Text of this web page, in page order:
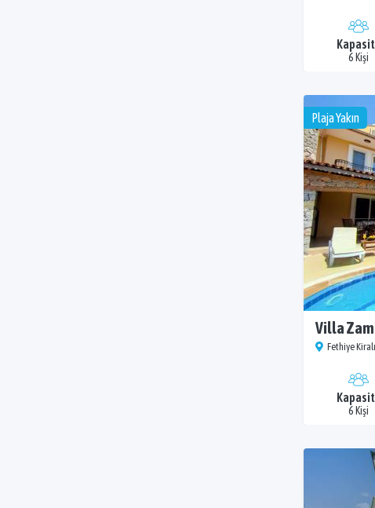
6 Kişi
Plaja Yakın
Villa
Fethiye
6 Kişi